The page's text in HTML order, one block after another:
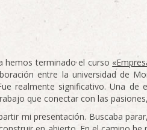
hemos terminado el curso
entre la universidad de
realmente significativo. Una
que conectar con las
mi presentación. Buscaba